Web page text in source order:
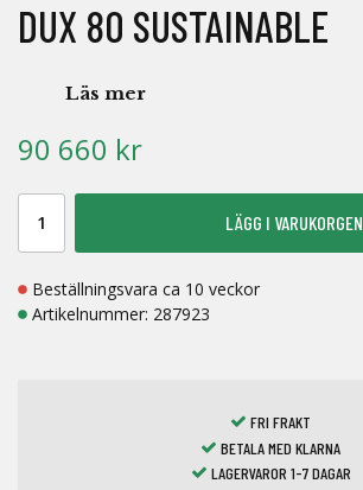
DUX 80 SUSTAINABLE
Läs mer
90 660 kr
LÄGG I VARUKORGEN
Beställningsvara ca 10 veckor
Artikelnummer: 287923
FRI FRAKT
BETALA MED KLARNA
LAGERVAROR 1-7 DAGAR